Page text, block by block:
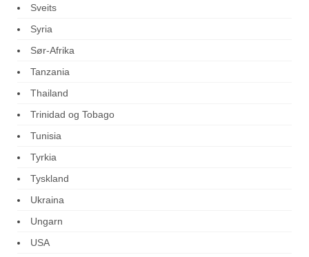
Sveits
Syria
Sør-Afrika
Tanzania
Thailand
Trinidad og Tobago
Tunisia
Tyrkia
Tyskland
Ukraina
Ungarn
USA